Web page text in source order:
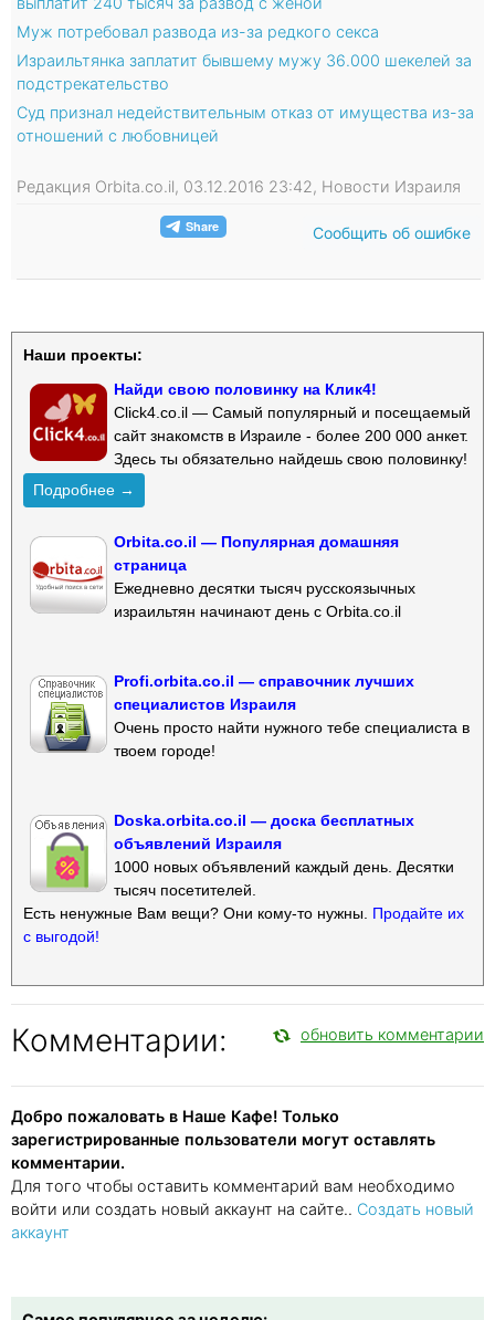
Муж потребовал развода из-за редкого секса
Израильтянка заплатит бывшему мужу 36.000 шекелей за
подстрекательство
Суд признал недействительным отказ от имущества из-за
отношений с любовницей
Редакция Orbita.co.il, 03.12.2016 23:42, Новости Израиля
Сообщить об ошибке
Наши проекты:
Найди свою половинку на Клик4!
Click4.co.il — Самый популярный и посещаемый
сайт знакомств в Израиле - более 200 000 анкет.
Здесь ты обязательно найдешь свою половинку!
Подробнее →
Orbita.co.il — Популярная домашняя
страница
Ежедневно десятки тысяч русскоязычных
израильтян начинают день с Orbita.co.il
Profi.orbita.co.il — справочник лучших
специалистов Израиля
Очень просто найти нужного тебе специалиста в
твоем городе!
Doska.orbita.co.il — доска бесплатных
объявлений Израиля
1000 новых объявлений каждый день. Десятки
тысяч посетителей.
Есть ненужные Вам вещи? Они кому-то нужны. Продайте их
с выгодой!
Комментарии: обновить комментарии
Добро пожаловать в Наше Кафе! Только
зарегистрированные пользователи могут оставлять
комментарии.
Для того чтобы оставить комментарий вам необходимо
войти или создать новый аккаунт на сайте.. Создать новый
аккаунт